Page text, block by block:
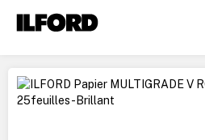
Ignorer la galerie d'images